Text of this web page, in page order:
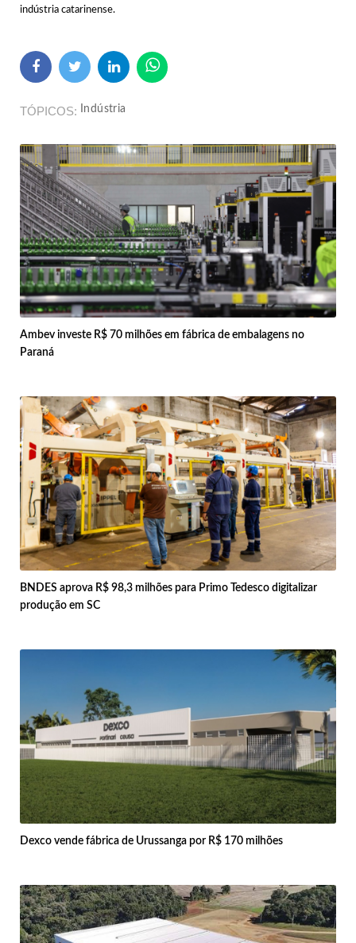
indústria catarinense.
TÓPICOS Indústria
Ambev investe R$ 70 milhões em fábrica de embalagens no
Paraná
BNDES aprova R$ 98,3 milhões para Primo Tedesco digitalizar
produção em SC
Dexco vende fábrica de Urussanga por R$ 170 milhões